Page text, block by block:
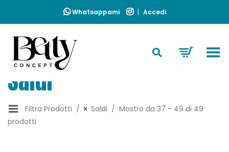
Whatsappami | Accedi
Toggle Menu
Saldi
Filtra Prodotti Saldi
Mostro da 37 - 49 di 49
prodotti